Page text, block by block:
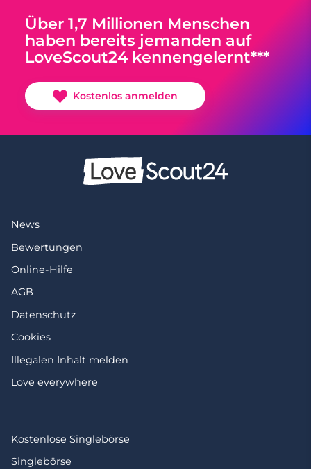
Über 1,7 Millionen Menschen
haben bereits jemanden auf
LoveScout24 kennengelernt***
Kostenlos anmelden
News
Bewertungen
Online-Hilfe
AGB
Datenschutz
Cookies
Illegalen Inhalt melden
Love everywhere
Kostenlose Singlebörse
Singlebörse